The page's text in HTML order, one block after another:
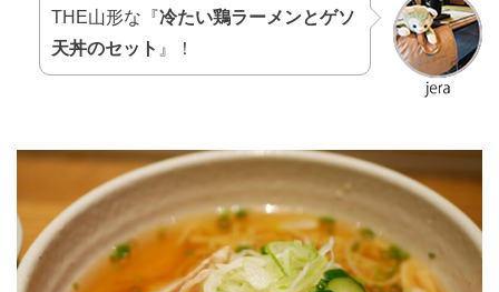
THE山形な『冷たい鶏ラーメンとゲソ
天丼のセット 』！